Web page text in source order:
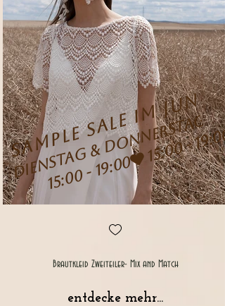
Brautkleid Zweiteiler- Mix and Match
entdecke mehr...
SAMPLE SALE im JUNI
DIENSTAG & DONNERSTAG
15:00 - 19:00